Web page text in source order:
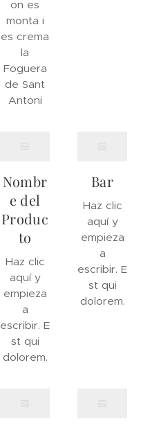
on es
monta i
es crema
la
Foguera
de Sant
Antoni
Nombr
e del
Produc
to
Haz clic
aquí y
empieza
a
escribir. E
st qui
dolorem.
Bar
Haz clic
aquí y
empieza
a
escribir. E
st qui
dolorem.